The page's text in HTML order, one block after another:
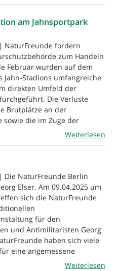
am Jahnsportpark
NaturFreunde fordern
zum Handeln
Februar wurden auf dem
Jahn-Stadions umfangreiche
direkten Umfeld der
Die Verluste
Brutplätze an der
sowie die im Zuge der
Weiterlesen
Die NaturFreunde Berlin
Elser. Am 09.04.2025 um
sich die NaturFreunde
für den
und Antimilitaristen Georg
haben sich viele
eine angemessene
Weiterlesen